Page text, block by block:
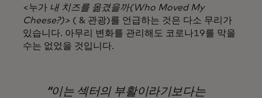
<누가 내 치즈를 옮겼을까(Who Moved My
Cheese?)> ( & 관광)를 언급하는 것은 다소 무리가
있습니다. 아무리 변화를 관리해도 코로나19를 막을
수는 없었을 것입니다.
이는 섹터의 부활이라기보다는